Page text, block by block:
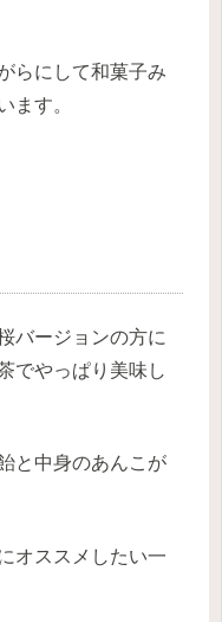
らにして和菓子み
ます。
バージョンの方に
でやっぱり美味し
と中身のあんこが
オススメしたい一